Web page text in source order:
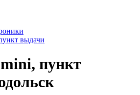
выдачи
пункт